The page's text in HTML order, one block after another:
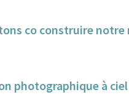
co construire
photographique à